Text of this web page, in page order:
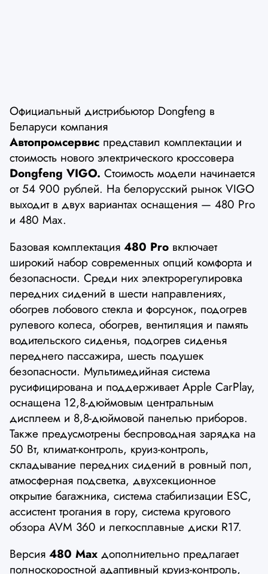
Официальный дистрибьютор Dongfeng в
Беларуси компания
Автопромсервис представил комплектации и
стоимость нового электрического кроссовера
Dongfeng VIGO. Стоимость модели начинается
от 54 900 рублей. На белорусский рынок VIGO
выходит в двух вариантах оснащения — 480 Pro
и 480 Max.
Базовая комплектация 480 Pro включает
широкий набор современных опций комфорта и
безопасности. Среди них электрорегулировка
передних сидений в шести направлениях,
обогрев лобового стекла и форсунок, подогрев
рулевого колеса, обогрев, вентиляция и память
водительского сиденья, подогрев сиденья
переднего пассажира, шесть подушек
безопасности. Мультимедийная система
русифицирована и поддерживает Apple CarPlay,
оснащена 12,8-дюймовым центральным
дисплеем и 8,8-дюймовой панелью приборов.
Также предусмотрены беспроводная зарядка на
50 Вт, климат-контроль, круиз-контроль,
складывание передних сидений в ровный пол,
атмосферная подсветка, двухсекционное
открытие багажника, система стабилизации ESC,
ассистент трогания в гору, система кругового
обзора AVM 360 и легкосплавные диски R17.
Версия 480 Max дополнительно предлагает
полноскоростной адаптивный круиз-контроль,